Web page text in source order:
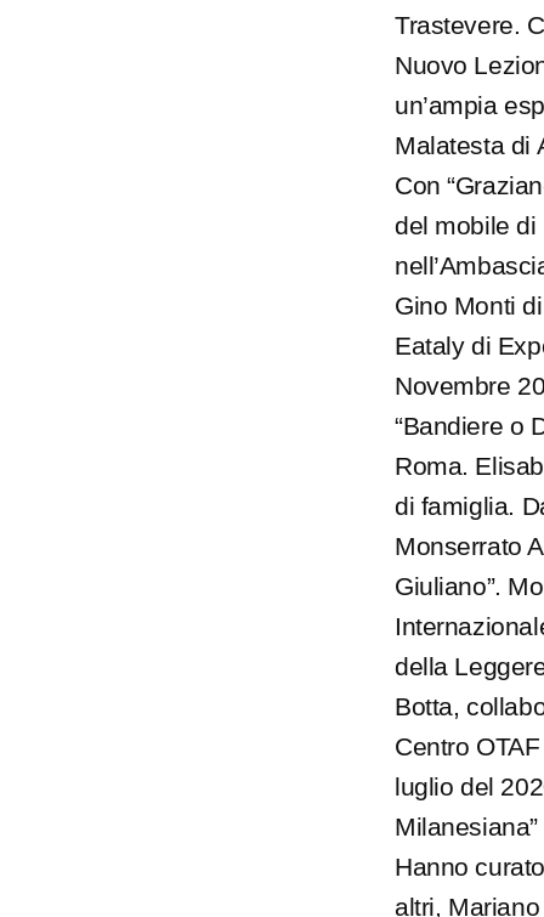
Trastevere.
Nuovo
un’ampia
Malatesta di
Con
del mobile di
Gino Monti
Eataly di
Novembre
“Bandiere o
Roma.
di famiglia.
Monserrato
Giuliano”.
della
Botta,
Centro
luglio del
Hanno
altri,